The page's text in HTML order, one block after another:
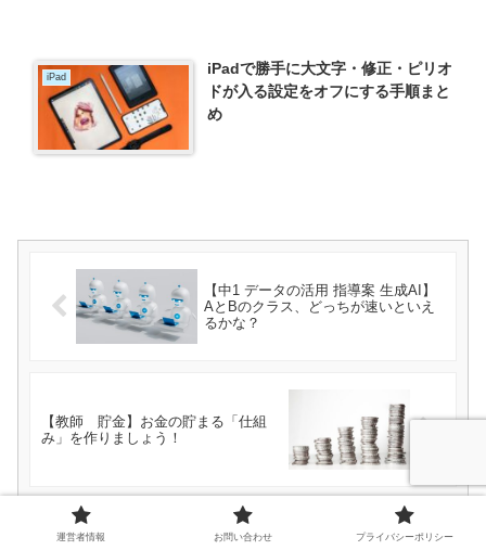
iPad
iPadで勝手に大文字・修正・ピリオ
ドが入る設定をオフにする手順まと
め
【中1 データの活用 指導案 生成AI】
AとBのクラス、どっちが速いといえ
るかな？
【教師 貯金】お金の貯まる「仕組
み」を作りましょう！
運営者情報 お問い合わせ プライバシーポリシー